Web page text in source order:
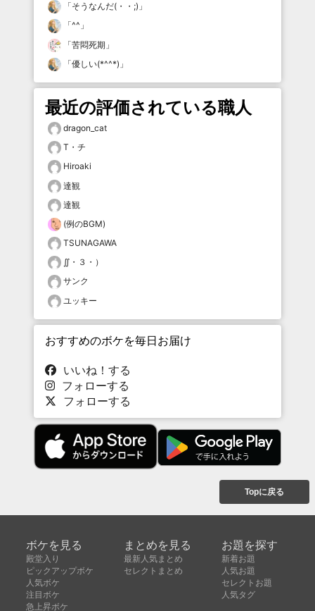
「そうなんだ(・・;) 」
「^^ 」
「苦悶死期 」
「優しい(*^^*) 」
最近の評価されている職人
dragon_cat
T・チ
Hiroaki
達観
達観
(例のBGM)
TSUNAGAWA
∬・３・）
サンク
ユッキー
おすすめのボケを毎日お届け
いいね！する
フォローする
フォローする
Topに戻る
ボケを見る
殿堂入り
ピックアップボケ
人気ボケ
注目ボケ
急上昇ボケ
まとめを見る
最新人気まとめ
セレクトまとめ
お題を探す
新着お題
人気お題
セレクトお題
人気タグ